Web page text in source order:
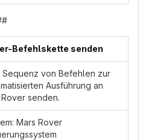
Befehlskette senden
Sequenz von Befehlen zur
Ausführung an
senden.
Mars Rover